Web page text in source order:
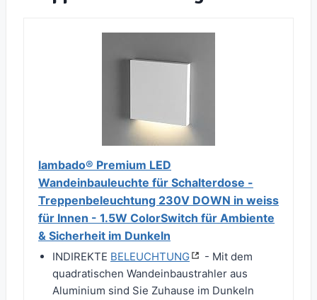
lambado® Premium LED
Wandeinbauleuchte für Schalterdose -
Treppenbeleuchtung 230V DOWN in weiss
für Innen - 1.5W ColorSwitch für Ambiente
& Sicherheit im Dunkeln
INDIREKTE BELEUCHTUNG
- Mit dem
quadratischen Wandeinbaustrahler aus
Aluminium sind Sie Zuhause im Dunkeln